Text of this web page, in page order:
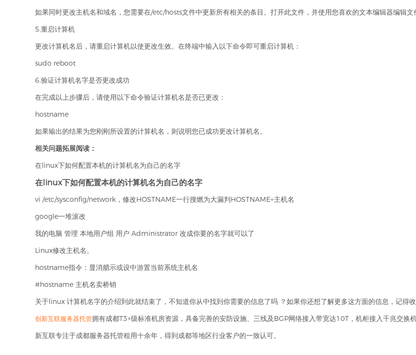
如果同时更改主机名和域名，您需要在/etc/hosts文件中更新所有相关的条目。打开此文件，并使用您喜欢的文本编辑器编辑文
5.重启计算机
更改计算机名后，请重启计算机以使更改生效。在终端中输入以下命令即可重启计算机：
sudo reboot
6.验证计算机名字是否更改成功
在完成以上步骤后，请使用以下命令验证计算机名是否已更改：
hostname
如果输出的结果为您刚刚所设置的计算机名，则说明您已成功更改计算机名。
相关问题拓展阅读：
在linux下如何配置本机的计算机名为自己的名字
在linux下如何配置本机的计算机名为自己的名字
vi /etc/sysconfig/network，修改HOSTNAME一行搜燃为大漏判HOSTNAME=主机名
google一堆滚改
我的电脑 管理 本地用户组 用户 Administrator 改成你要的名字就可以了
Linux修改主机名。
hostname指令：显消腊示或设中游置当前系统主机名
#hostname 主机名卖桥销
关于linux 计算机名字的介绍到此就结束了，不知道你从中找到你需要的信息了吗 ？如果你还想了解更多这方面的信息，记得收
创新互联服务器托管拥有成都T3+级标准机房资源，具备完善的安防设施、三线及BGP网络接入带宽达10T，机柜接入千兆交换
新互联专注于成都服务器托管租用十余年，得到成都等地区行业客户的一致认可。